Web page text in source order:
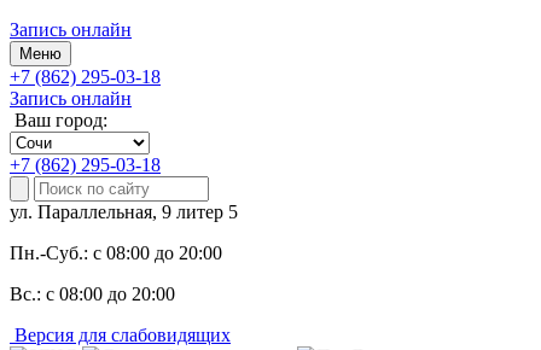
Запись онлайн
Меню
+7 (862) 295-03-18
Запись онлайн
Ваш город:
+7 (862) 295-03-18
ул. Параллельная, 9 литер 5
Пн.-Суб.: с 08:00 до 20:00
Вс.: с 08:00 до 20:00
Версия для слабовидящих